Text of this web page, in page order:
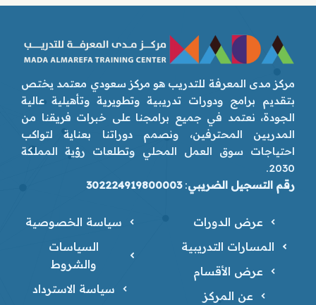
مركز مدى المعرفة للتدريب هو مركز سعودي معتمد يختص
بتقديم برامج ودورات تدريبية وتطويرية وتأهيلية عالية
الجودة، نعتمد في جميع برامجنا على خبرات فريقنا من
المدربين المحترفين، ونصمم دوراتنا بعناية لتواكب
احتياجات سوق العمل المحلي وتطلعات رؤية المملكة
2030.
رقم التسجيل الضريبي:
302224919800003
عرض الدورات
المسارات التدريبية
عرض الأقسام
عن المركز
سياسة الخصوصية
السياسات
والشروط
سياسة الاسترداد